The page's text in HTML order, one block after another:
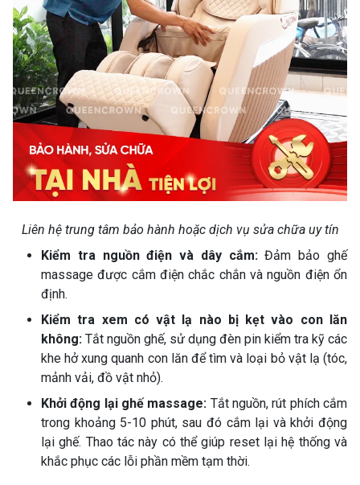
Liên hệ trung tâm bảo hành hoặc dịch vụ sửa chữa uy tín
Kiểm tra nguồn điện và dây cắm:Đảm bảo ghế
massage được cắm điện chắc chắn và nguồn điện ổn
định.
Kiểm tra xem có vật lạ nào bị kẹt vào con lăn
không: Tắt nguồn ghế, sử dụng đèn pin kiểm tra kỹ các
khe hở xung quanh con lăn để tìm và loại bỏ vật lạ (tóc,
mảnh vải, đồ vật nhỏ).
Khởi động lại ghế massage: Tắt nguồn, rút phích cắm
trong khoảng 5-10 phút, sau đó cắm lại và khởi động
lại ghế. Thao tác này có thể giúp reset lại hệ thống và
khắc phục các lỗi phần mềm tạm thời.